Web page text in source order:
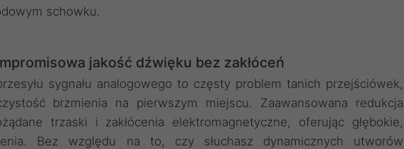
schowku.
jakość dźwięku bez zakłóceń
sygnału analogowego to częsty problem tanich przejściówek,
brzmienia na pierwszym miejscu. Zaawansowana redukcja
trzaski i zakłócenia elektromagnetyczne, oferując głębokie,
Bez względu na to, czy słuchasz dynamicznych utworów